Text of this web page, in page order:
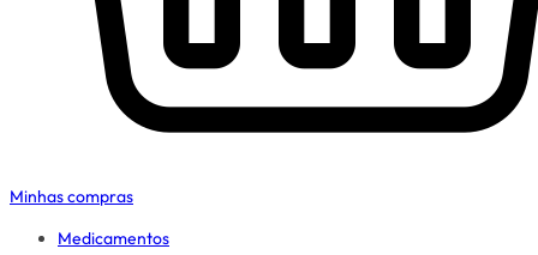
Minhas compras
Medicamentos